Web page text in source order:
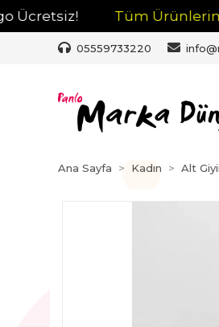
Tüm Ürünlerimiz
05559733220
Ana Sayfa Kadın Alt